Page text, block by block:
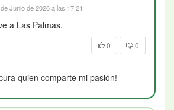
Junio de 2026 a las 17:21
a Las Palmas.
0 0
quien comparte mi pasión!